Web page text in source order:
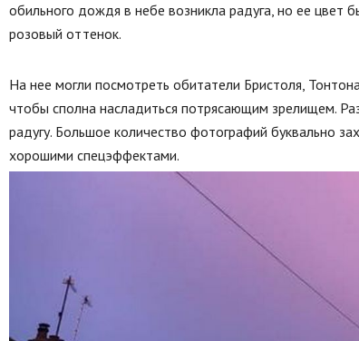
обильного дождя в небе возникла радуга, но ее цвет
розовый оттенок.
На нее могли посмотреть обитатели Бристоля,
чтобы сполна насладиться потрясающим зрелищем.
радугу. Большое количество фотографий буквально
хорошими спецэффектами.